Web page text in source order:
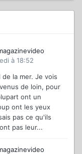
à 18:52
la mer. Je vois
de loin, pour
ont un
ont les yeux
pas ce qu'ils
pas leur...